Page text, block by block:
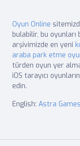
Oyun Online
bulabilir, bu
arşivimizde en yeni
araba park etme
türden oyun yer
iOS tarayıcı
edin.
English: Astra Games